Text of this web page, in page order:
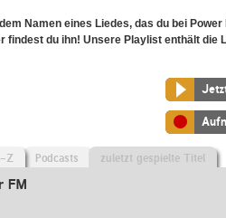
Namen eines Liedes, das du bei Power
findest du ihn! Unsere Playlist enthält die
Z Podcasts zuletzt gespielte Titel
FM